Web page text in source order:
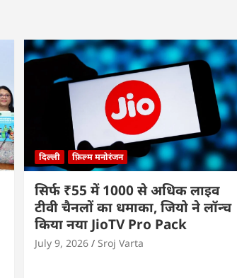
दिल्ली फ़िल्म मनोरंजन
सिर्फ ₹55 में 1000 से अधिक लाइव
टीवी चैनलों का धमाका, जियो ने लॉन्च
किया नया JioTV Pro Pack
July 9, 2026 Sroj Varta